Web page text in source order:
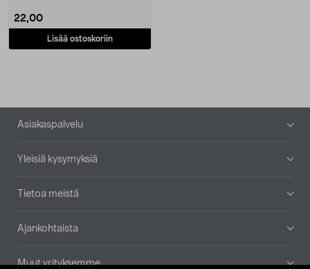
22,00
Lisää ostoskoriin
Alatunniste
Asiakaspalvelu
Yleisiä kysymyksiä
Tietoa meistä
Ajankohtaista
Muut yrityksemme